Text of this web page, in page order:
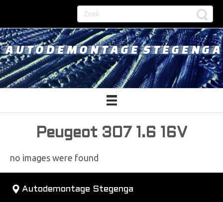
AUTODEMONTAGE STEGENGA
Peugeot 307 1.6 16V
no images were found
Autodemontage Stegenga